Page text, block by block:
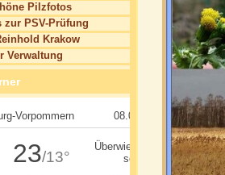
Pilzfotos
zur PSV-Prüfung
Krakow
Verwaltung